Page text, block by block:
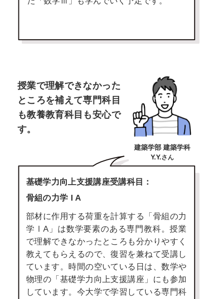
授業で理解できなかった
ところを補えて専門科目
も教養教育科目も安心で
す。
建築学部 建築学科
Y.Y.さん
基礎学力向上支援講座受講科目：
骨組の力学 I A
部材に作用する荷重を計算する「骨組の力
学ⅠA」は数学要素のある専門教科。授業
で理解できなかったところも分かりやすく
教えてもらえるので、復習を兼ねて受講し
ています。時間の空いている日は、数学や
物理の「基礎学力向上支援講座」にも参加
しています。今大学で学習している専門科